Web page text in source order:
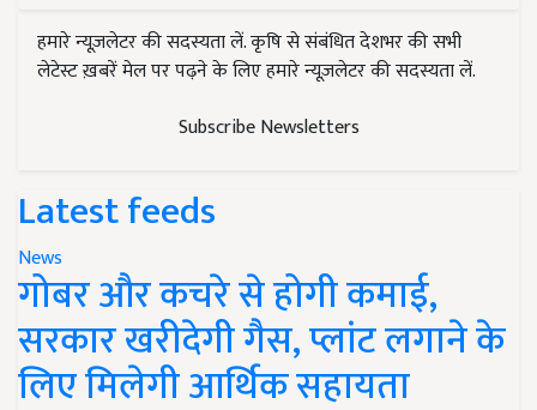
हमारे न्यूज़लेटर की सदस्यता लें. कृषि से संबंधित देशभर की सभी
लेटेस्ट ख़बरें मेल पर पढ़ने के लिए हमारे न्यूज़लेटर की सदस्यता लें.
Subscribe Newsletters
Latest feeds
News
गोबर और कचरे से होगी कमाई,
सरकार खरीदेगी गैस, प्लांट लगाने के
लिए मिलेगी आर्थिक सहायता